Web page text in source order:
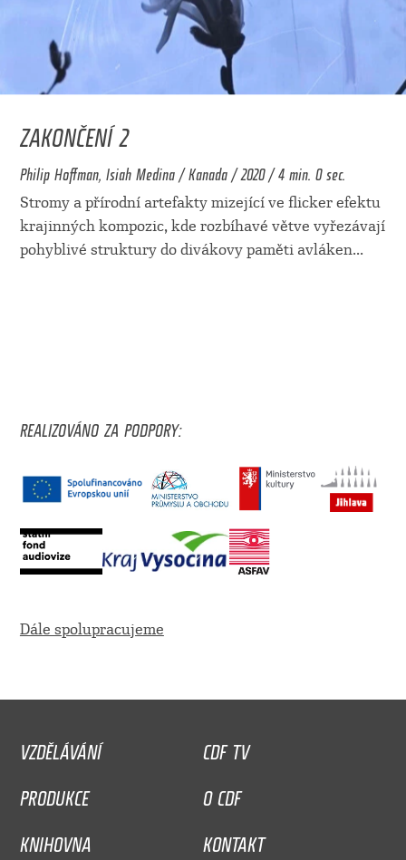
ZAKONČENÍ 2
Philip Hoffman, Isiah Medina / Kanada / 2020 / 4 min. 0 sec.
Stromy a přírodní artefakty mizející ve flicker efektu
krajinných kompozic, kde rozbíhavé větve vyřezávají
pohyblivé struktury do divákovy paměti avláken...
REALIZOVÁNO ZA PODPORY:
Dále spolupracujeme
VZDĚLÁVÁNÍ
CDF TV
PRODUKCE
O CDF
KNIHOVNA
KONTAKT